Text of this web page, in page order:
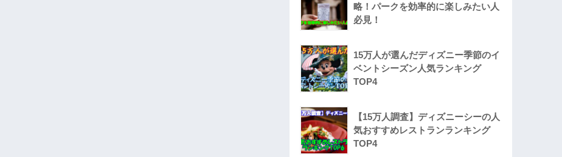
略！パークを効率的に楽しみたい人
必見！
15万人が選んだディズニー季節のイ
ベントシーズン人気ランキング
TOP4
【15万人調査】ディズニーシーの人
気おすすめレストランランキング
TOP4